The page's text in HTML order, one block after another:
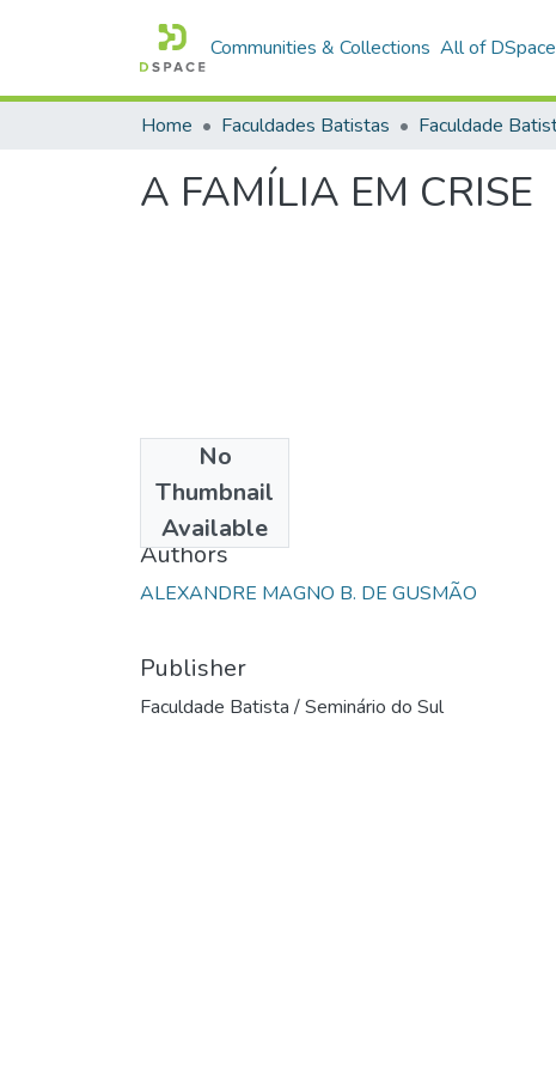
Communities & Collections All of DSpace
Home Faculdades Batistas
A FAMÍLIA EM CRISE
No
Thumbnail
Available
1997
Authors
ALEXANDRE MAGNO B. DE GUSMÃO
Publisher
Faculdade Batista / Seminário do Sul